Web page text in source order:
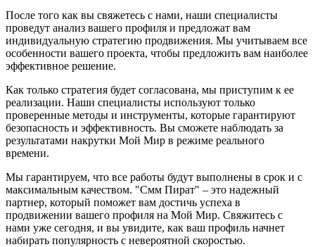
После того как вы свяжетесь с нами, наши специалисты
проведут анализ вашего профиля и предложат вам
индивидуальную стратегию продвижения. Мы учитываем все
особенности вашего проекта, чтобы предложить вам наиболее
эффективное решение.
Как только стратегия будет согласована, мы приступим к ее
реализации. Наши специалисты используют только
проверенные методы и инструменты, которые гарантируют
безопасность и эффективность. Вы сможете наблюдать за
результатами накрутки Мой Мир в режиме реального
времени.
Мы гарантируем, что все работы будут выполнены в срок и с
максимальным качеством. "Смм Пират" – это надежный
партнер, который поможет вам достичь успеха в
продвижении вашего профиля на Мой Мир. Свяжитесь с
нами уже сегодня, и вы увидите, как ваш профиль начнет
набирать популярность с невероятной скоростью.